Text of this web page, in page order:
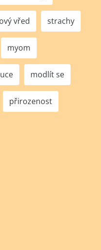
vřed strachy
myom
modlít se
přirozenost